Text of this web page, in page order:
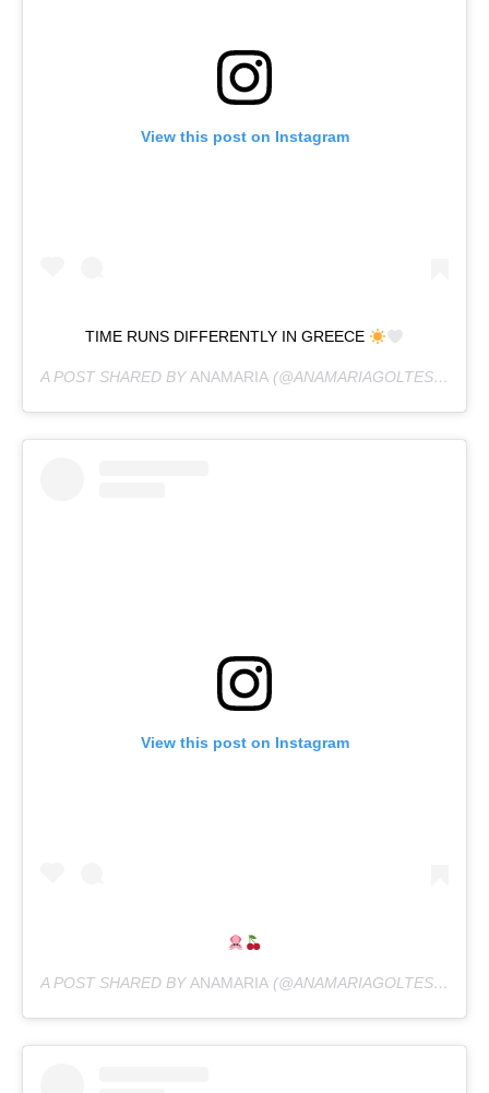
View this post on Instagram
TIME RUNS DIFFERENTLY IN GREECE
A POST SHARED BYANAMARIA (@ANAMARIAGOLTES) ON
View this post on Instagram
A POST SHARED BYANAMARIA (@ANAMARIAGOLTES) ON